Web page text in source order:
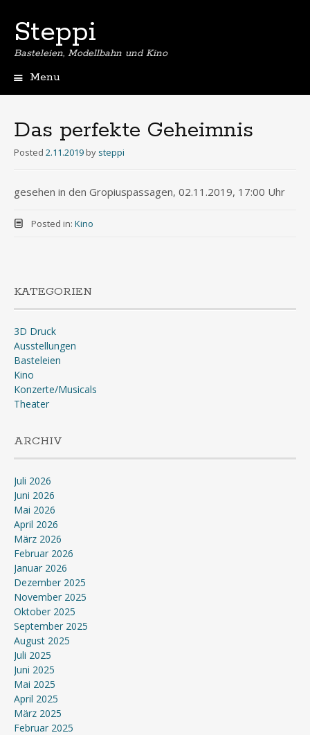
Steppi
Basteleien, Modellbahn und Kino
Menu
Das perfekte Geheimnis
Posted 2.11.2019 by steppi
gesehen in den Gropiuspassagen, 02.11.2019, 17:00 Uhr
Posted in: Kino
KATEGORIEN
3D Druck
Ausstellungen
Basteleien
Kino
Konzerte/Musicals
Theater
ARCHIV
Juli 2026
Juni 2026
Mai 2026
April 2026
März 2026
Februar 2026
Januar 2026
Dezember 2025
November 2025
Oktober 2025
September 2025
August 2025
Juli 2025
Juni 2025
Mai 2025
April 2025
März 2025
Februar 2025